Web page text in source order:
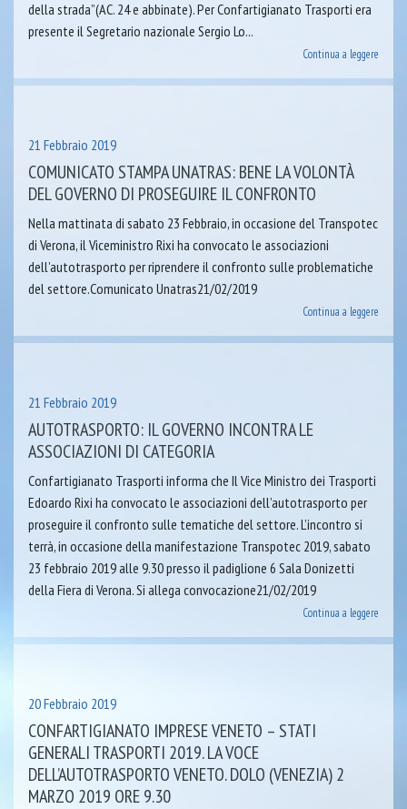
della strada”(AC. 24 e abbinate). Per Confartigianato Trasporti era
presente il Segretario nazionale Sergio Lo...
Continua a leggere
21 Febbraio 2019
COMUNICATO STAMPA UNATRAS: BENE LA VOLONTÀ
DEL GOVERNO DI PROSEGUIRE IL CONFRONTO
Nella mattinata di sabato 23 Febbraio, in occasione del Transpotec
di Verona, il Viceministro Rixi ha convocato le associazioni
dell’autotrasporto per riprendere il confronto sulle problematiche
del settore.Comunicato Unatras21/02/2019
Continua a leggere
21 Febbraio 2019
AUTOTRASPORTO: IL GOVERNO INCONTRA LE
ASSOCIAZIONI DI CATEGORIA
Confartigianato Trasporti informa che Il Vice Ministro dei Trasporti
Edoardo Rixi ha convocato le associazioni dell’autotrasporto per
proseguire il confronto sulle tematiche del settore. L’incontro si
terrà, in occasione della manifestazione Transpotec 2019, sabato
23 febbraio 2019 alle 9.30 presso il padiglione 6 Sala Donizetti
della Fiera di Verona. Si allega convocazione21/02/2019
Continua a leggere
20 Febbraio 2019
CONFARTIGIANATO IMPRESE VENETO – STATI
GENERALI TRASPORTI 2019. LA VOCE
DELL’AUTOTRASPORTO VENETO. DOLO (VENEZIA) 2
MARZO 2019 ORE 9.30